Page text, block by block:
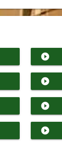
play_circle_filled
play_circle_filled
play_circle_filled
play_circle_filled